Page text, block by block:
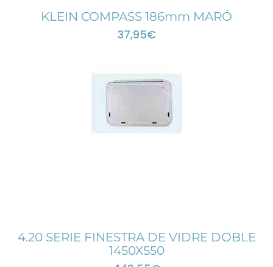
KLEIN COMPASS 186mm MARÓ
37,95€
4.20 SERIE FINESTRA DE VIDRE DOBLE
1450X550